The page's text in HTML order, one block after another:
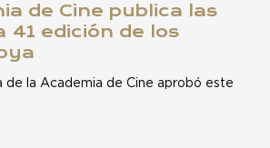
de Cine publica las
41 edición de los
de la Academia de Cine aprobó este